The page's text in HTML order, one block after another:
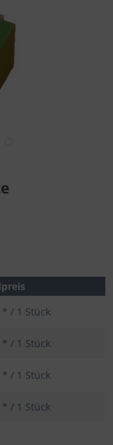
* / 1 Stück
* / 1 Stück
* / 1 Stück
* / 1 Stück